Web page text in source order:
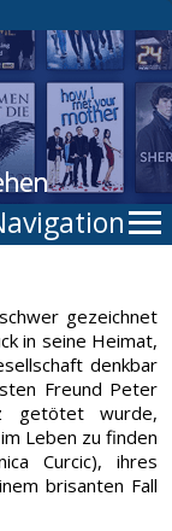
gezeichnet
in seine Heimat,
denkbar
Freund Peter
getötet wurde,
Leben zu finden
Curcic), ihres
brisanten Fall